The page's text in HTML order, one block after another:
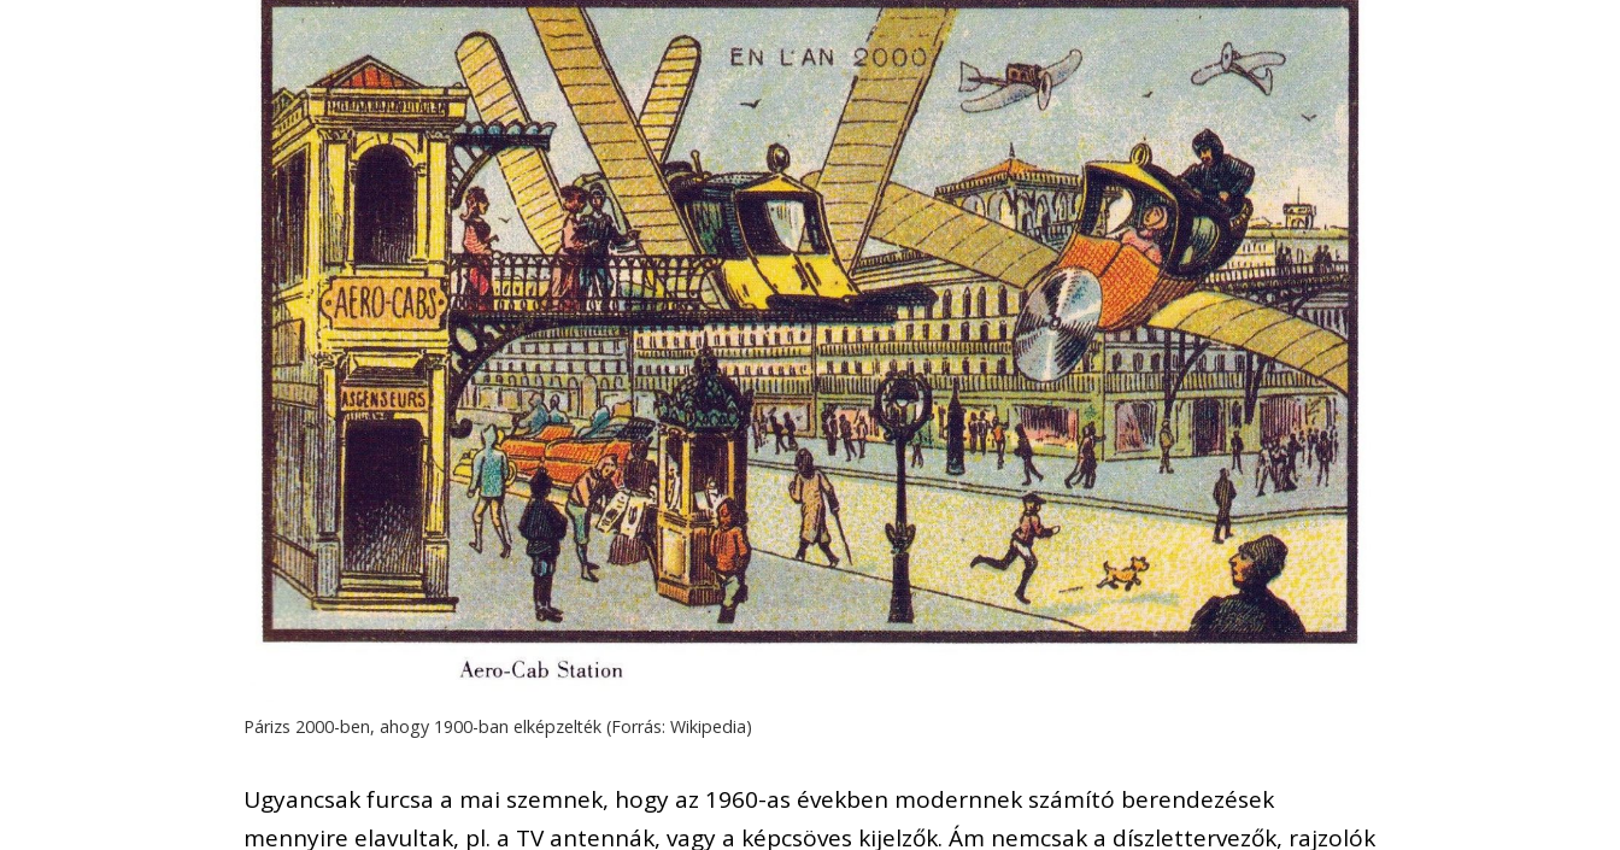
Párizs 2000-ben, ahogy 1900-ban elképzelték (Forrás: Wikipedia)
Ugyancsak furcsa a mai szemnek, hogy az 1960-as években modernnek számító berendezések
mennyire elavultak, pl. a TV antennák, vagy a képcsöves kijelzők. Ám nemcsak a díszlettervezők, rajzolók